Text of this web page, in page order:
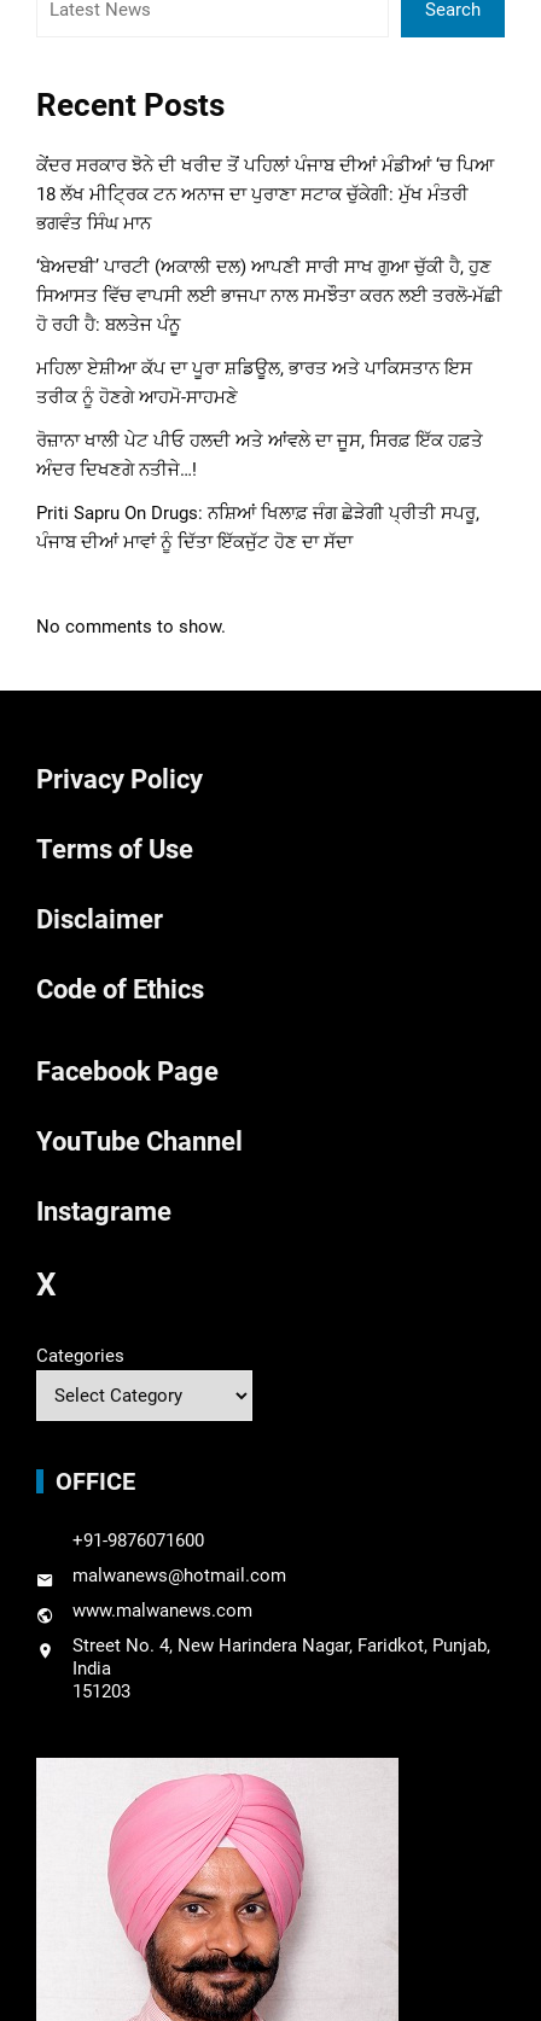
Search
Recent Posts
ਕੇਂਦਰ ਸਰਕਾਰ ਝੋਨੇ ਦੀ ਖਰੀਦ ਤੋਂ ਪਹਿਲਾਂ ਪੰਜਾਬ ਦੀਆਂ ਮੰਡੀਆਂ ‘ਚ ਪਿਆ
18 ਲੱਖ ਮੀਟ੍ਰਿਕ ਟਨ ਅਨਾਜ ਦਾ ਪੁਰਾਣਾ ਸਟਾਕ ਚੁੱਕੇਗੀ: ਮੁੱਖ ਮੰਤਰੀ
ਭਗਵੰਤ ਸਿੰਘ ਮਾਨ
‘ਬੇਅਦਬੀ’ ਪਾਰਟੀ (ਅਕਾਲੀ ਦਲ) ਆਪਣੀ ਸਾਰੀ ਸਾਖ ਗੁਆ ਚੁੱਕੀ ਹੈ, ਹੁਣ
ਸਿਆਸਤ ਵਿੱਚ ਵਾਪਸੀ ਲਈ ਭਾਜਪਾ ਨਾਲ ਸਮਝੌਤਾ ਕਰਨ ਲਈ ਤਰਲੋ-ਮੱਛੀ
ਹੋ ਰਹੀ ਹੈ: ਬਲਤੇਜ ਪੰਨੂ
ਮਹਿਲਾ ਏਸ਼ੀਆ ਕੱਪ ਦਾ ਪੂਰਾ ਸ਼ਡਿਊਲ, ਭਾਰਤ ਅਤੇ ਪਾਕਿਸਤਾਨ ਇਸ
ਤਰੀਕ ਨੂੰ ਹੋਣਗੇ ਆਹਮੋ-ਸਾਹਮਣੇ
ਰੋਜ਼ਾਨਾ ਖਾਲੀ ਪੇਟ ਪੀਓ ਹਲਦੀ ਅਤੇ ਆਂਵਲੇ ਦਾ ਜੂਸ, ਸਿਰਫ਼ ਇੱਕ ਹਫ਼ਤੇ
ਅੰਦਰ ਦਿਖਣਗੇ ਨਤੀਜੇ…!
Priti Sapru On Drugs: ਨਸ਼ਿਆਂ ਖਿਲਾਫ਼ ਜੰਗ ਛੇੜੇਗੀ ਪ੍ਰੀਤੀ ਸਪਰੂ,
ਪੰਜਾਬ ਦੀਆਂ ਮਾਵਾਂ ਨੂੰ ਦਿੱਤਾ ਇੱਕਜੁੱਟ ਹੋਣ ਦਾ ਸੱਦਾ
No comments to show.
Privacy Policy
Terms of Use
Disclaimer
Code of Ethics
Facebook Page
YouTube Channel
Instagrame
X
Categories
OFFICE
+91-9876071600
malwanews@hotmail.com
www.malwanews.com
Street No. 4, New Harindera Nagar, Faridkot, Punjab,
India
151203